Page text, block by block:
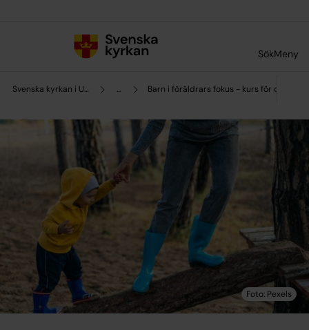
SökMeny
Svenska kyrkan i Uddevalla ... Barn i föräldrars fokus - kurs för dig som